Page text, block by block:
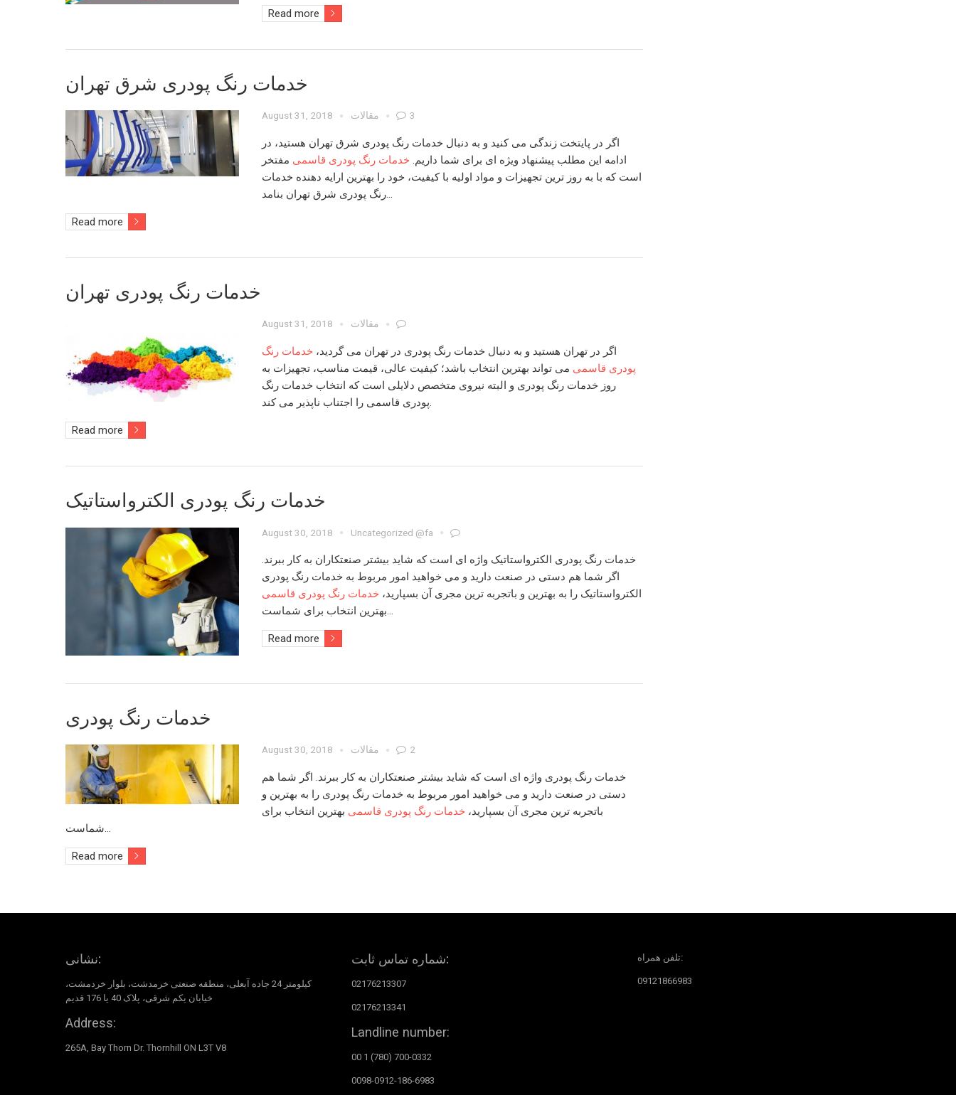
Read more
خدمات رنگ پودری شرق تهران
August 31, 2018 مقالات 3
اگر در پایتخت زندگی می کنید و به دنبال خدمات رنگ پودری شرق تهران هستید، در
ادامه این مطلب پیشنهاد ویژه ای برای شما داریم. خدمات رنگ پودری قاسمی مفتخر
است که با به روز ترین تجهیزات و مواد اولیه با کیفیت، خود را بهترین ارایه دهنده خدمات
رنگ پودری شرق تهرانبنامد…
Read more
خدمات رنگ پودری تهران
August 31, 2018 مقالات
اگر در تهران هستید و به دنبال خدمات رنگ پودری در تهران می گردید، خدمات رنگ
پودری قاسمی می تواند بهترین انتخاب باشد؛ کیفیت عالی، قیمت مناسب، تجهیزات به
روز خدمات رنگ پودری و البته نیروی متخصص دلایلی است که انتخاب خدمات رنگ
پودری قاسمیرا اجتناب ناپذیر می کند.
Read more
خدمات رنگ پودری الکترواستاتیک
August 30, 2018 Uncategorized @fa
خدمات رنگ پودری الکترواستاتیک واژه ای است که شاید بیشتر صنعتکاران به کار ببرند.
اگر شما هم دستی در صنعت دارید و می خواهید امور مربوط به خدمات رنگ پودری
الکترواستاتیک را به بهترین و باتجربه ترین مجری آن بسپارید، خدمات رنگ پودری قاسمی
بهترین انتخاب برای شماست…
Read more
خدمات رنگ پودری
August 30, 2018 مقالات 2
خدمات رنگ پودری واژه ای است که شاید بیشتر صنعتکاران به کار ببرند. اگر شما هم
دستی در صنعت دارید و می خواهید امور مربوط به خدمات رنگ پودری را به بهترین و
باتجربه ترین مجری آن بسپارید، خدمات رنگ پودری قاسمی بهترین انتخاب برای
Read more
نشانی:
کیلومتر 24 جاده آبعلی، منطقه صنعتی خرمدشت، بلوار خردمشت،
خیابان یکم شرقی، پلاک 40 یا 176 قدیم
Address:
265A, Bay Thorn Dr. Thornhill ON L3T V8
شماره تماس ثابت:
02176213307
02176213341
Landline number:
00 1 (780) 700-0332
0098-0912-186-6983
تلفن همراه:
09121866983